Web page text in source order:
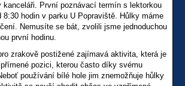
První poznávací termín s lektorkou
8:30 hodin v parku U Popraviště. Hůlky máme
Nemusíte se bát, zvolili jsme jednoduchou
první hodinu.
zrakově postižené zajímavá aktivita, která je
pozici, kterou často díky svému
používání bílé hole jim znemožňuje hůlky